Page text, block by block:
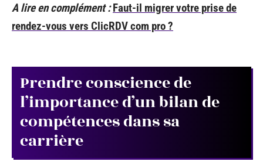
A lire en complément : Faut-il migrer votre prise de
rendez-vous vers ClicRDV com pro ?
Prendre conscience de
l’importance d’un bilan de
compétences dans sa
carrière